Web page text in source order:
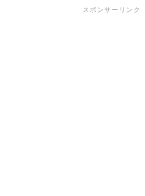
スポンサーリンク